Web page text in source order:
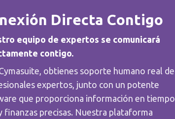
Directa Contigo
equipo de expertos se comunicará
contigo.
obtienes soporte humano real de
expertos, junto con un potente
que proporciona información en tiempo
finanzas precisas. Nuestra plataforma